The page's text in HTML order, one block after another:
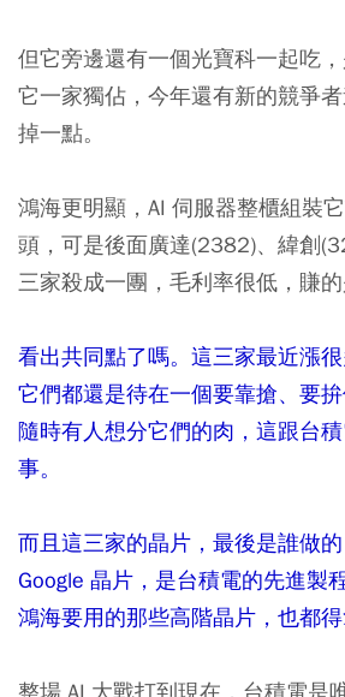
但它旁邊還有一個光寶科一起吃
它一家獨佔，今年還有新的競爭
掉一點。
鴻海更明顯，AI 伺服器整櫃組裝
頭，可是後面廣達(2382)、緯創
三家殺成一團，毛利率很低，賺的
看出共同點了嗎。這三家最近漲
它們都還是待在一個要靠搶、要
隨時有人想分它們的肉，這跟台
事。
而且這三家的晶片，最後是誰做
Google 晶片，是台積電的先進製
鴻海要用的那些高階晶片，也都得